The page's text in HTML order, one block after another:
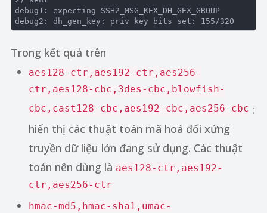
debug1:
debug2:
dh_gen_key: priv key bits set: 155 /320
Trong kết quả trên
aes128-ctr,aes192-ctr,aes256-
ctr,aes128-cbc,3des-cbc,blowfish-
cbc,cast128-cbc,aes192-cbc,aes256-cbc :
hiển thị các thuật toán mã hoá đối xứng
truyền dữ liệu lớn đang sử dụng. Các thuật
toán nên dùng là aes128-ctr,aes192-
ctr,aes256-ctr
hmac-md5,hmac-sha1,umac-